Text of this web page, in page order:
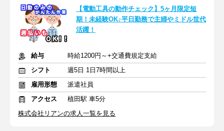
【電動工具の動作チェック】5ヶ月限定短
期！未経験OK♪平日勤務で主婦やミドル世代
活躍！
給与
時給1200円～+交通費規定支給
シフト
週5日 1日7時間以上
雇用形態
派遣社員
アクセス
植田駅 車5分
株式会社リアンの求人一覧を見る